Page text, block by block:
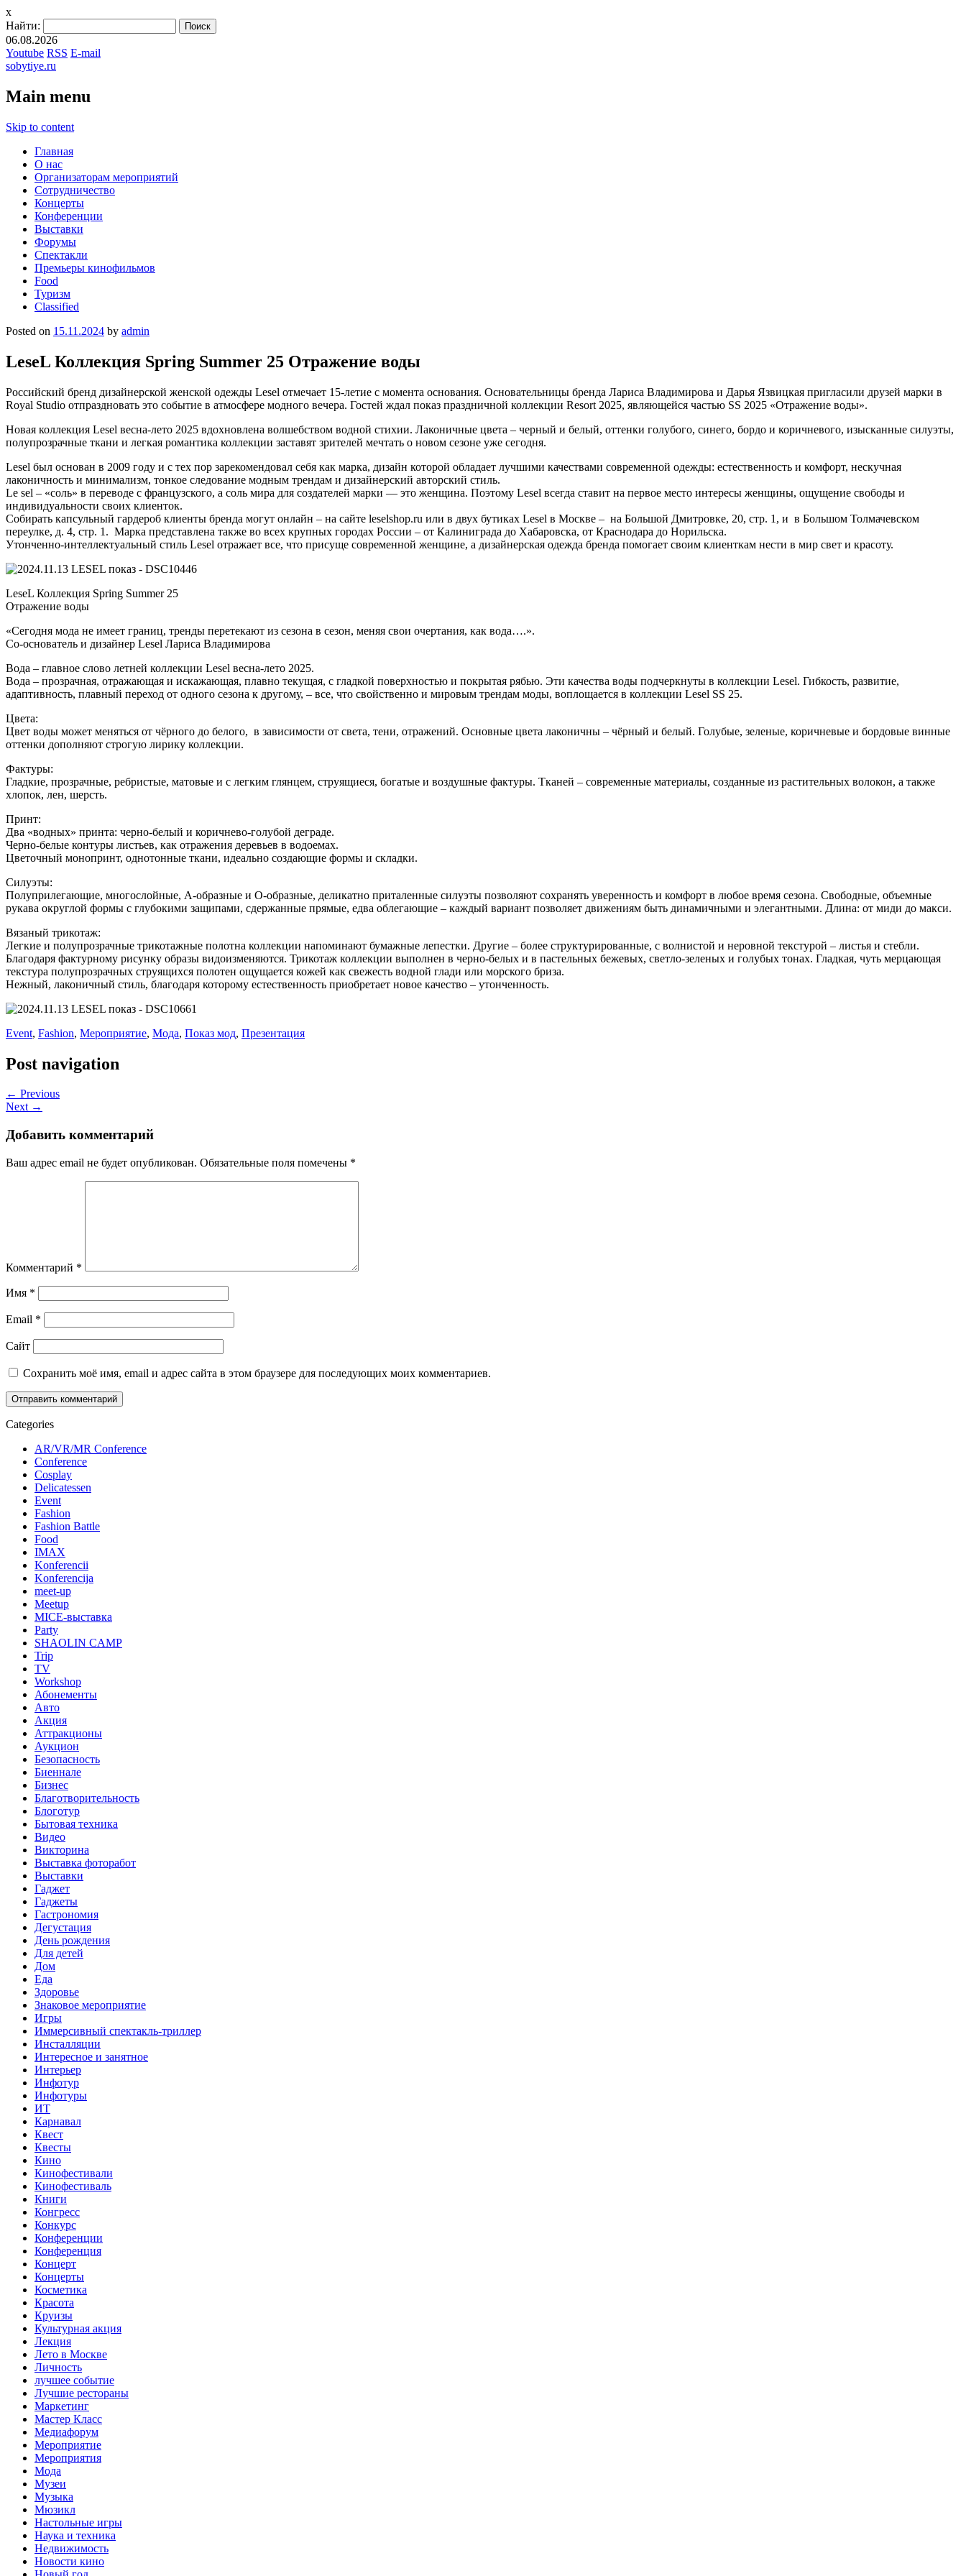
x
Найти:
06.08.2026
Youtube RSS E-mail
sobytiye.ru
Main menu
Skip to content
Главная
О нас
Организаторам мероприятий
Сотрудничество
Концерты
Конференции
Выставки
Форумы
Спектакли
Премьеры кинофильмов
Food
Туризм
Сlassified
Posted on 15.11.2024 by admin
LeseL Коллекция Spring Summer 25 Отражение воды
Российский бренд дизайнерской женской одежды Lesel отмечает 15-летие с момента основания. Основательницы бренда Лариса Владимирова и Дарья Язвицкая пригласили друзей марки в
Royal Studio отпраздновать это событие в атмосфере модного вечера. Гостей ждал показ праздничной коллекции Resort 2025, являющейся частью SS 2025 «Отражение воды».
Новая коллекция Lesel весна-лето 2025 вдохновлена волшебством водной стихии. Лаконичные цвета – черный и белый, оттенки голубого, синего, бордо и коричневого, изысканные силуэты,
полупрозрачные ткани и легкая романтика коллекции заставят зрителей мечтать о новом сезоне уже сегодня.
Lesel был основан в 2009 году и с тех пор зарекомендовал себя как марка, дизайн которой обладает лучшими качествами современной одежды: естественность и комфорт, нескучная
лаконичность и минимализм, тонкое следование модным трендам и дизайнерский авторский стиль.
Le sel – «соль» в переводе с французского, а соль мира для создателей марки — это женщина. Поэтому Lesel всегда ставит на первое место интересы женщины, ощущение свободы и
индивидуальности своих клиенток.
Собирать капсульный гардероб клиенты бренда могут онлайн – на сайте leselshop.ru или в двух бутиках Lesel в Москве – на Большой Дмитровке, 20, стр. 1, и в Большом Толмачевском
переулке, д. 4, стр. 1. Марка представлена также во всех крупных городах России – от Калиниграда до Хабаровска, от Краснодара до Норильска.
Утонченно-интеллектуальный стиль Lesel отражает все, что присуще современной женщине, а дизайнерская одежда бренда помогает своим клиенткам нести в мир свет и красоту.
LeseL Коллекция Spring Summer 25
Отражение воды
«Сегодня мода не имеет границ, тренды перетекают из сезона в сезон, меняя свои очертания, как вода….».
Со-основатель и дизайнер Lesel Лариса Владимирова
Вода – главное слово летней коллекции Lesel весна-лето 2025.
Вода – прозрачная, отражающая и искажающая, плавно текущая, с гладкой поверхностью и покрытая рябью. Эти качества воды подчеркнуты в коллекции Lesel. Гибкость, развитие,
адаптивность, плавный переход от одного сезона к другому, – все, что свойственно и мировым трендам моды, воплощается в коллекции Lesel SS 25.
Цвета:
Цвет воды может меняться от чёрного до белого, в зависимости от света, тени, отражений. Основные цвета лаконичны – чёрный и белый. Голубые, зеленые, коричневые и бордовые винные
оттенки дополняют строгую лирику коллекции.
Фактуры:
Гладкие, прозрачные, ребристые, матовые и с легким глянцем, струящиеся, богатые и воздушные фактуры. Тканей – современные материалы, созданные из растительных волокон, а также
хлопок, лен, шерсть.
Принт:
Два «водных» принта: черно-белый и коричнево-голубой деграде.
Черно-белые контуры листьев, как отражения деревьев в водоемах.
Цветочный монопринт, однотонные ткани, идеально создающие формы и складки.
Силуэты:
Полуприлегающие, многослойные, А-образные и О-образные, деликатно приталенные силуэты позволяют сохранять уверенность и комфорт в любое время сезона. Свободные, объемные
рукава округлой формы с глубокими защипами, сдержанные прямые, едва облегающие – каждый вариант позволяет движениям быть динамичными и элегантными. Длина: от миди до макси.
Вязаный трикотаж:
Легкие и полупрозрачные трикотажные полотна коллекции напоминают бумажные лепестки. Другие – более структурированные, с волнистой и неровной текстурой – листья и стебли.
Благодаря фактурному рисунку образы видоизменяются. Трикотаж коллекции выполнен в черно-белых и в пастельных бежевых, светло-зеленых и голубых тонах. Гладкая, чуть мерцающая
текстура полупрозрачных струящихся полотен ощущается кожей как свежесть водной глади или морского бриза.
Нежный, лаконичный стиль, благодаря которому естественность приобретает новое качество – утонченность.
Event, Fashion, Мероприятие, Мода, Показ мод, Презентация
Post navigation
← Previous
Next →
Добавить комментарий
Ваш адрес email не будет опубликован. Обязательные поля помечены *
Комментарий *
Имя *
Email *
Сайт
Сохранить моё имя, email и адрес сайта в этом браузере для последующих моих комментариев.
Categories
AR/VR/MR Conference
Conference
Cosplay
Delicatessen
Event
Fashion
Fashion Battle
Food
IMAX
Konferencii
Konferencija
meet-up
Meetup
MICE-выставка
Party
SHAOLIN CAMP
Trip
TV
Workshop
Абонементы
Авто
Акция
Аттракционы
Аукцион
Безопасность
Биеннале
Бизнес
Благотворительность
Блоготур
Бытовая техника
Видео
Викторина
Выставка фоторабот
Выставки
Гаджет
Гаджеты
Гастрономия
Дегустация
День рождения
Для детей
Дом
Еда
Здоровье
Знаковое мероприятие
Игры
Иммерсивный спектакль-триллер
Инсталляции
Интересное и занятное
Интерьер
Инфотур
Инфотуры
ИТ
Карнавал
Квест
Квесты
Кино
Кинофестивали
Кинофестиваль
Книги
Конгресс
Конкурс
Конференции
Конференция
Концерт
Концерты
Косметика
Красота
Круизы
Культурная акция
Лекция
Лето в Москве
Личность
лучшее событие
Лучшие рестораны
Маркетинг
Мастер Класс
Медиафорум
Мероприятие
Мероприятия
Мода
Музеи
Музыка
Мюзикл
Настольные игры
Наука и техника
Недвижимость
Новости кино